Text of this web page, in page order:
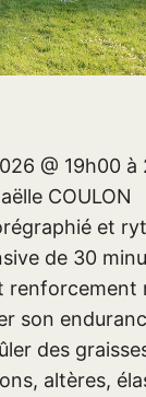
@ 19h00 à
COULON
et
de 30
son
des
altères,